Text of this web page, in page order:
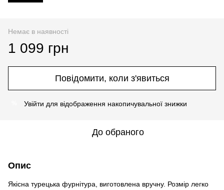
Немає в наявності
1 099 грн
Повідомити, коли з'явиться
Увійти для відображення накопичувальної знижки
До обраного
Опис
Якісна турецька фурнітура, виготовлена вручну. Розмір легко